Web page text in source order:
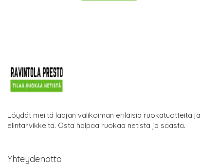
Löydät meiltä laajan valikoiman erilaisia ruokatuotteita ja
elintarvikkeita. Osta halpaa ruokaa netistä ja säästä.
Yhteydenotto